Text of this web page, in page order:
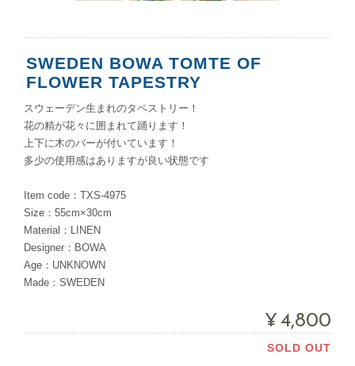
SWEDEN BOWA TOMTE OF
FLOWER TAPESTRY
スウェーデン生まれのタペストリー！
花の精が花々に囲まれて踊ります！
上下に木のバーが付いています！
多少の使用感はありますが良い状態です
Item code：TXS-4975
Size：55cm×30cm
Material：LINEN
Designer：BOWA
Age：UNKNOWN
Made：SWEDEN
¥4,800
SOLD OUT